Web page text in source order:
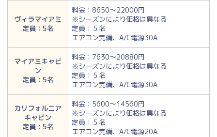
ヴィラマイアミ
定員：5名
料金：8650～22000円
※シーズンにより価格は異なる
定員：５名
エアコン完備、A/C電源30A
マイアミキャビ
ン
定員：5名
料金：7630～20880円
※シーズンにより価格は異なる
定員：５名
エアコン完備、A/C電源30A
カリフォルニア
キャビン
定員：5名
料金：5600～14560円
※シーズンにより価格は異なる
定員：５名
エアコン完備、A/C電源20A